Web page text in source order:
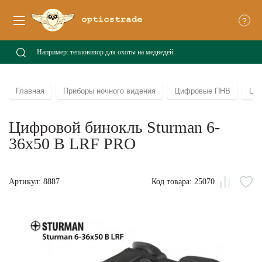
?
Главная Приборы ночного видения Цифровые ПНВ
Цифровой бинокль Sturman 6-
36x50 B LRF PRO
Артикул: 8887 Код товара: 25070